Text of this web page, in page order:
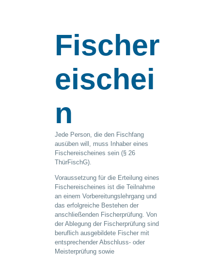
Fischer
eischei
n
Jede Person, die den Fischfang
ausüben will, muss Inhaber eines
Fischereischeines sein (§ 26
ThürFischG).
Voraussetzung für die Erteilung eines
Fischereischeines ist die Teilnahme
an einem Vorbereitungslehrgang und
das erfolgreiche Bestehen der
anschließenden Fischerprüfung. Von
der Ablegung der Fischerprüfung sind
beruflich ausgebildete Fischer mit
entsprechender Abschluss- oder
Meisterprüfung sowie